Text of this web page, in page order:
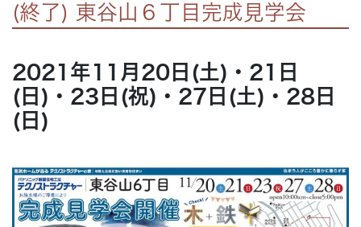
HOME ホーム
News 新着情報
Works
Blog 暮らしのコラム
(終了) 東谷山６丁目完成見学会
2021年11月20日(土)・21日
(日)・23日(祝)・27日(土)・28日
(日)